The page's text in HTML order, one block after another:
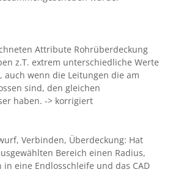
Attribute Rohrüberdeckung
z.T. extrem unterschiedliche Werte
auch wenn die Leitungen die am
sind, den gleichen
haben. -> korrigiert
Verbinden, Überdeckung: Hat
Bereich einen Radius,
eine Endlosschleife und das CAD